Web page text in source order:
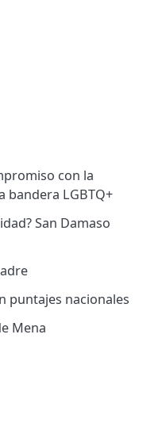
con la
bandera LGBTQ+
San Damaso
puntajes nacionales
Mena